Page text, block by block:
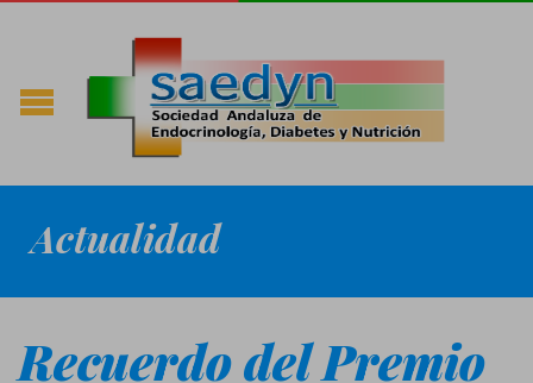
Actualidad
Recuerdo del Premio